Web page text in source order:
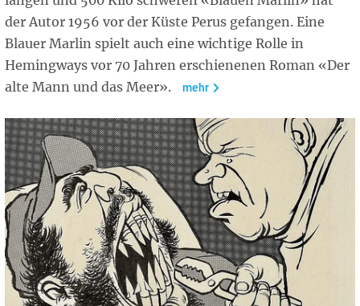
der Autor 1956 vor der Küste Perus gefangen. Eine
Blauer Marlin spielt auch eine wichtige Rolle in
Hemingways vor 70 Jahren erschienenen Roman «Der
alte Mann und das Meer».
mehr